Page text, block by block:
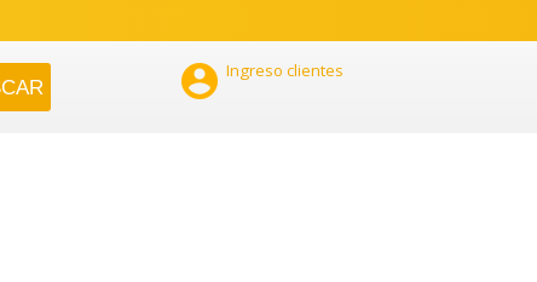
 Ingreso clientes